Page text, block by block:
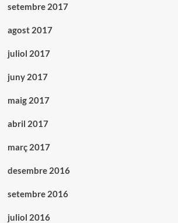
setembre 2017
agost 2017
juliol 2017
juny 2017
maig 2017
abril 2017
març 2017
desembre 2016
setembre 2016
juliol 2016